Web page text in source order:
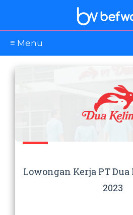
≡ Menu
Lowongan Kerja PT
2023